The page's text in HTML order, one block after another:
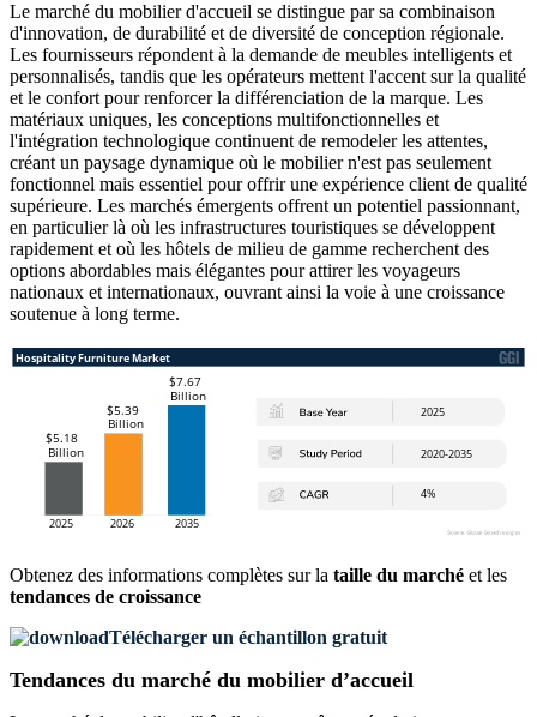
Le marché du mobilier d'accueil se distingue par sa combinaison
d'innovation, de durabilité et de diversité de conception régionale.
Les fournisseurs répondent à la demande de meubles intelligents et
personnalisés, tandis que les opérateurs mettent l'accent sur la qualité
et le confort pour renforcer la différenciation de la marque. Les
matériaux uniques, les conceptions multifonctionnelles et
l'intégration technologique continuent de remodeler les attentes,
créant un paysage dynamique où le mobilier n'est pas seulement
fonctionnel mais essentiel pour offrir une expérience client de qualité
supérieure. Les marchés émergents offrent un potentiel passionnant,
en particulier là où les infrastructures touristiques se développent
rapidement et où les hôtels de milieu de gamme recherchent des
options abordables mais élégantes pour attirer les voyageurs
nationaux et internationaux, ouvrant ainsi la voie à une croissance
soutenue à long terme.
Obtenez des informations complètes sur la taille du marché et les
tendances de croissance
Télécharger un échantillon gratuit
Tendances du marché du mobilier d’accueil